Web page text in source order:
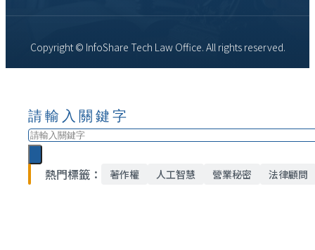
Copyright © InfoShare Tech Law Office. All rights reserved.
請輸入關鍵字
搜
尋
熱門標籤：
著作權 人工智慧 營業秘密 法律顧問